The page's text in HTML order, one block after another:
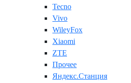
Tecno
Vivo
WileyFox
Xiaomi
ZTE
Прочее
Яндекс.Станция